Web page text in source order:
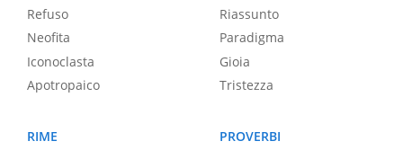
Refuso
Neofita
Iconoclasta
Apotropaico
Riassunto
Paradigma
Gioia
Tristezza
RIME
PROVERBI